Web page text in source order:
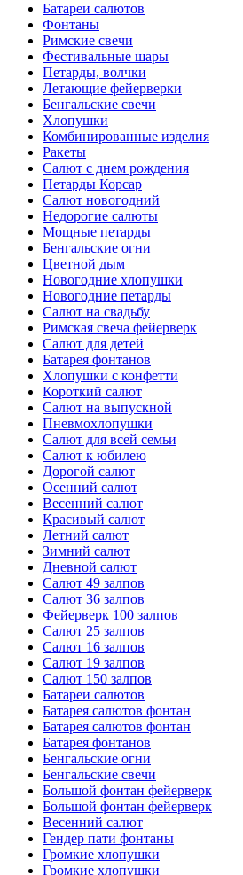
Батареи салютов
Фонтаны
Римские свечи
Фестивальные шары
Петарды, волчки
Летающие фейерверки
Бенгальские свечи
Хлопушки
Комбинированные изделия
Ракеты
Салют с днем рождения
Петарды Корсар
Салют новогодний
Недорогие салюты
Мощные петарды
Бенгальские огни
Цветной дым
Новогодние хлопушки
Новогодние петарды
Салют на свадьбу
Римская свеча фейерверк
Салют для детей
Батарея фонтанов
Хлопушки с конфетти
Короткий салют
Салют на выпускной
Пневмохлопушки
Салют для всей семьи
Салют к юбилею
Дорогой салют
Осенний салют
Весенний салют
Красивый салют
Летний салют
Зимний салют
Дневной салют
Салют 49 залпов
Салют 36 залпов
Фейерверк 100 залпов
Салют 25 залпов
Салют 16 залпов
Салют 19 залпов
Салют 150 залпов
Батареи салютов
Батарея салютов фонтан
Батарея салютов фонтан
Батарея фонтанов
Бенгальские огни
Бенгальские свечи
Большой фонтан фейерверк
Большой фонтан фейерверк
Весенний салют
Гендер пати фонтаны
Громкие хлопушки
Громкие хлопушки